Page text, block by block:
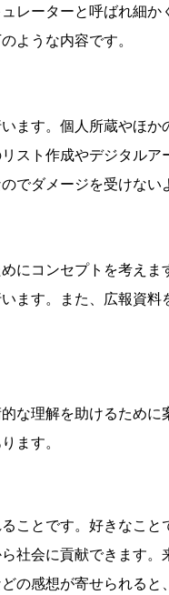
レーターと呼ばれ細
ような内容です。
ます。個人所蔵やほ
スト作成やデジタルア
でダメージを受けない
にコンセプトを考え
ます。また、広報資
な理解を助けるため
ます。
ことです。好きなこと
社会に貢献できます
の感想が寄せられると